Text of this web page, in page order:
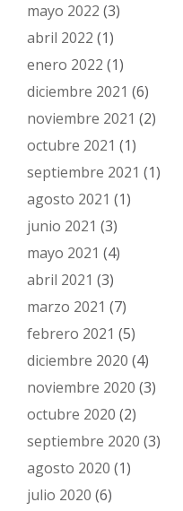
mayo 2022 (3)
abril 2022 (1)
enero 2022 (1)
diciembre 2021 (6)
noviembre 2021 (2)
octubre 2021 (1)
septiembre 2021 (1)
agosto 2021 (1)
junio 2021 (3)
mayo 2021 (4)
abril 2021 (3)
marzo 2021 (7)
febrero 2021 (5)
diciembre 2020 (4)
noviembre 2020 (3)
octubre 2020 (2)
septiembre 2020 (3)
agosto 2020 (1)
julio 2020 (6)